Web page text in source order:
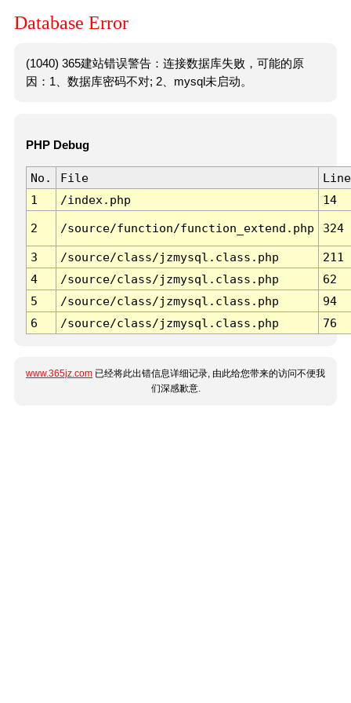
Database Error
(1040) 365建站错误警告：连接数据库失败，可能的原
因：1、数据库密码不对; 2、mysql未启动。
PHP Debug
No. File
Line
1
/index.php 14
2 /source/function/function_extend.php 324
3 /source/class/jzmysql.class.php
211
4
/source/class/jzmysql.class.php
62
5
/source/class/jzmysql.class.php
94
6
/source/class/jzmysql.class.php 76
www.365jz.com 已经将此出错信息详细记录, 由此给您带来的访问不便我
们深感歉意.